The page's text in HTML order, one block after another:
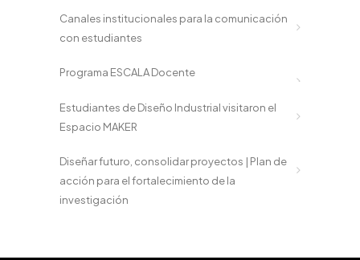
Canales institucionales para la comunicación
con estudiantes
Programa ESCALA Docente
Estudiantes de Diseño Industrial visitaron el
Espacio MAKER
Diseñar futuro, consolidar proyectos | Plan de
acción para el fortalecimiento de la
investigación